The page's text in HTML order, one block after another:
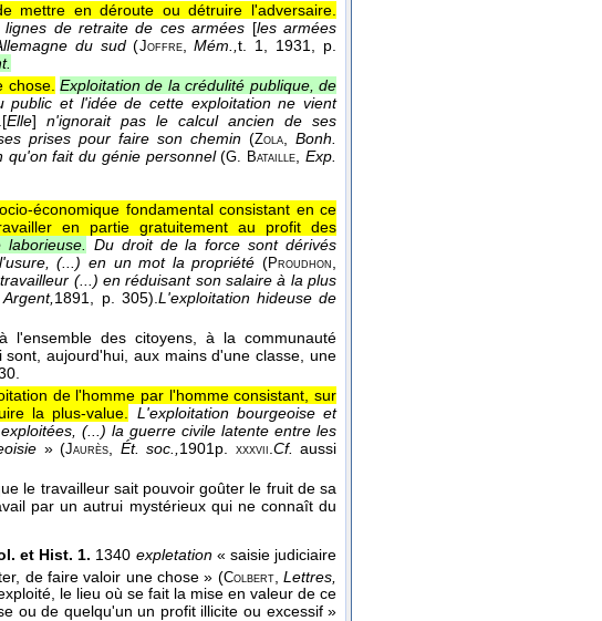
mettre en déroute ou détruire l'adversaire.
de retraite de ces armées [les armées
du sud(Joffre,Mém.,t. 1 , 1931
, p.
chose. Exploitation de la crédulité publique, de
public et l'idée de cette exploitation ne vient
[Elle] n'ignorait pas le calcul ancien de ses
prises pour faire son chemin (Zola
Bonh.
qu'on fait du génie personnel(G. Bataille ,Exp.
économique fondamental consistant en ce
en partie gratuitement au profit des
Du droit de la force sont dérivés
(...) en un mot la propriété (Proudhon
(...) en réduisant son salaire à la plus
,Argent, 1891 , p. 305). L'exploitation hideuse de
des citoyens, à la communauté
aujourd'hui, aux mains d'une classe, une
de l'homme par l'homme consistant, sur
la plus-value.
L'exploitation bourgeoise et
(...) la guerre civile latente entre les
» (Jaurès Ét. soc., 1901 p. xxxvii Cf. aussi
le travailleur sait pouvoir goûter le fruit de sa
par un autrui mystérieux qui ne connaît du
et Hist. 1. 1340 expletation« saisie judiciaire
de faire valoir une chose » (Colbert,Lettres,
le lieu où se fait la mise en valeur de ce
ou de quelqu'un un profit illicite ou excessif »